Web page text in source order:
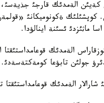
الةمدئك قارجئ
كوپشئلئك ةكونوميكانئ
ماثئزدئ ئسئنة اينالؤدا.
الةمدئك
جولئن تابؤعا كومةكتةسةدئ.
الةمدئك قوعامداستئقتا